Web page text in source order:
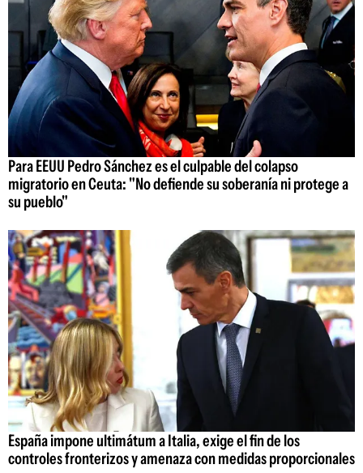
Para EEUU Pedro Sánchez es el culpable del colapso
migratorio en Ceuta: "No defiende su soberanía ni protege a
su pueblo"
España impone ultimátum a Italia, exige el fin de los
controles fronterizos y amenaza con medidas proporcionales